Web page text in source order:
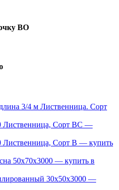
ВО
3/4 м Лиственница. Сорт
Лиственница, Сорт ВС —
Лиственница, Сорт В — купить
50x70x3000 — купить в
30х50х3000 —